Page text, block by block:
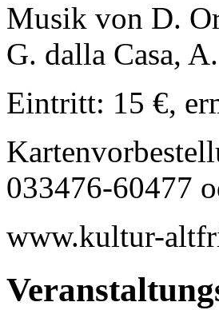
Musik von D.
G. dalla Casa,
Eintritt: 15 €,
033476-60477
www.kultur-